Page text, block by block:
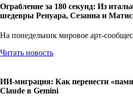
Ограбление за 180 секунд: Из
шедевры Ренуара, Сезанна и
На понедельник мировое арт-
Читать новость
ИИ-миграция: Как перенести
Claude в Gemini